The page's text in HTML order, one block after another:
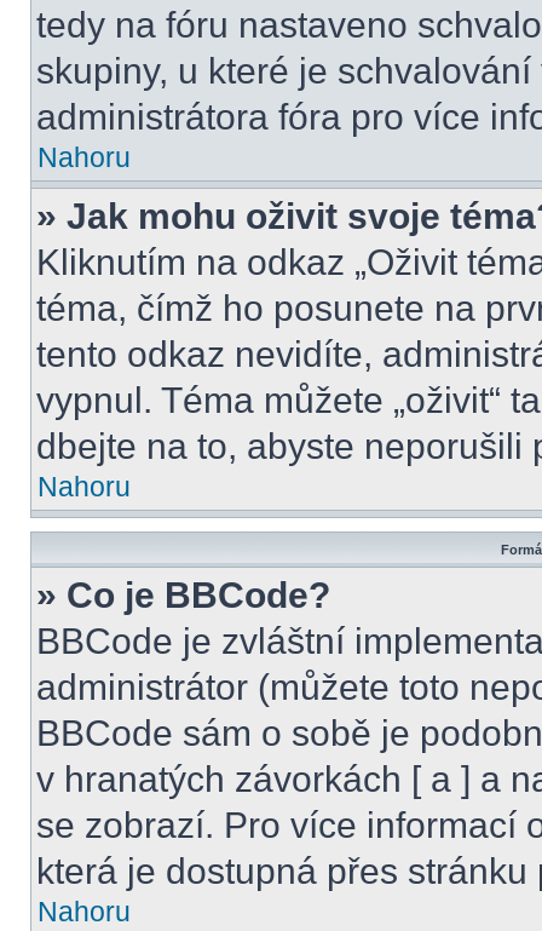
tedy na fóru nastaveno
skupiny, u které je
administrátora fóra pro více
Nahoru
» Jak mohu oživit svoje
Kliknutím na odkaz „Oživit
téma, čímž ho posunete na
tento odkaz nevidíte,
vypnul. Téma můžete „oživit“
dbejte na to, abyste neporušili
Nahoru
» Co je BBCode?
BBCode je zvláštní
administrátor (můžete toto
BBCode sám o sobě je
v hranatých závorkách [ a ] a
se zobrazí. Pro více informací
která je dostupná přes stránku
Nahoru